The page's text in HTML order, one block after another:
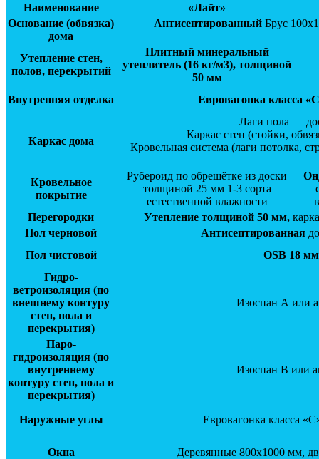
Наименование
«Лайт»
Основание (обвязка)
дома
АнтисептированныйБрус
Утепление стен,
полов, перекрытий
Плитный минеральный
утеплитель (16 кг/м3), толщиной
50 мм
Внутренняя отделка
Евровагонка класса
Каркас дома
Лаги пола —
Каркас стен (стойки,
Кровельная система (лаги потолка,
Кровельное
покрытие
Рубероид по обрешётке из доски
толщиной 25 мм 1-3 сорта
естественной влажности
Перегородки
Утепление толщиной 50 мм,
Пол черновой
Антисептированная
Пол чистовой
OSB 18 мм
Гидро-
ветроизоляция (по
внешнему контуру
стен, пола и
перекрытия)
Изоспан А или
Паро-
гидроизоляция (по
внутреннему
контуру стен, пола и
перекрытия)
Изоспан В или
Наружные углы Евровагонка класса
Окна Деревянные 800х1000 мм,